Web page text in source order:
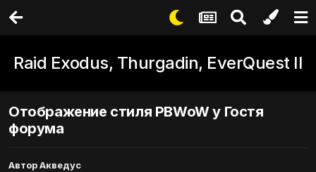
Raid Exodus, Thurgadin, EverQuest II
Отображение стиля PBWoW у Гостя
форума
АвторАкведус